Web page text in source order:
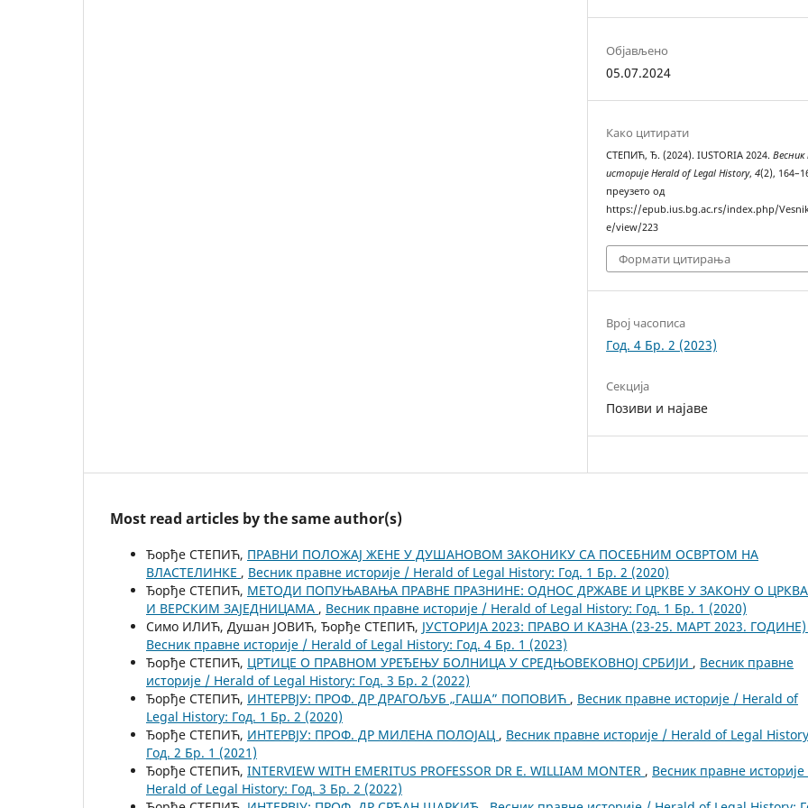
Објављено
05.07.2024
Како цитирати
СТЕПИЋ, Ђ. (2024). IUSTORIA 2024.Весник
историје Herald of Legal History,4(2),
преузето од
https://epub.ius.bg.ac.rs/index.php/
e/view/223
Формати цитирања
Bрој часописа
Год. 4 Бр. 2 (2023)
Секција
Позиви и најаве
Most read articles by the same author(s)
Ђорђе СТЕПИЋ, ПРАВНИ ПОЛОЖАЈ ЖЕНЕ У ДУШАНОВОМ ЗАКОНИКУ СА ПОСЕБНИМ ОСВРТОМ НА
ВЛАСТЕЛИНКЕ , Весник правне историје / Herald of Legal History: Год. 1 Бр. 2 (2020)
Ђорђе СТЕПИЋ, МЕТОДИ ПОПУЊАВАЊА ПРАВНЕ ПРАЗНИНЕ: ОДНОС ДРЖАВЕ И ЦРКВЕ У ЗАКОНУ О
И ВЕРСКИМ ЗАЈЕДНИЦАМА , Весник правне историје / Herald of Legal History: Год. 1 Бр. 1 (2020)
Симо ИЛИЋ, Душан ЈОВИЋ, Ђорђе СТЕПИЋ, ЈУСТОРИЈА 2023: ПРАВО И КАЗНА (23-25. МАРТ 2023. ГОДИНЕ)
Весник правне историје / Herald of Legal History: Год. 4 Бр. 1 (2023)
Ђорђе СТЕПИЋ, ЦРТИЦЕ О ПРАВНОМ УРЕЂЕЊУ БОЛНИЦА У СРЕДЊОВЕКОВНОЈ СРБИЈИ , Весник правне
историје / Herald of Legal History: Год. 3 Бр. 2 (2022)
Ђорђе СТЕПИЋ, ИНТЕРВЈУ: ПРОФ. ДР ДРАГОЉУБ „ГАША” ПОПОВИЋ , Весник правне историје / Herald of
Legal History: Год. 1 Бр. 2 (2020)
Ђорђе СТЕПИЋ, ИНТЕРВЈУ: ПРОФ. ДР МИЛЕНА ПОЛОЈАЦ , Весник правне историје / Herald of Legal
Год. 2 Бр. 1 (2021)
Ђорђе СТЕПИЋ, INTERVIEW WITH EMERITUS PROFESSOR DR E. WILLIAM MONTER , Весник правне
Herald of Legal History: Год. 3 Бр. 2 (2022)